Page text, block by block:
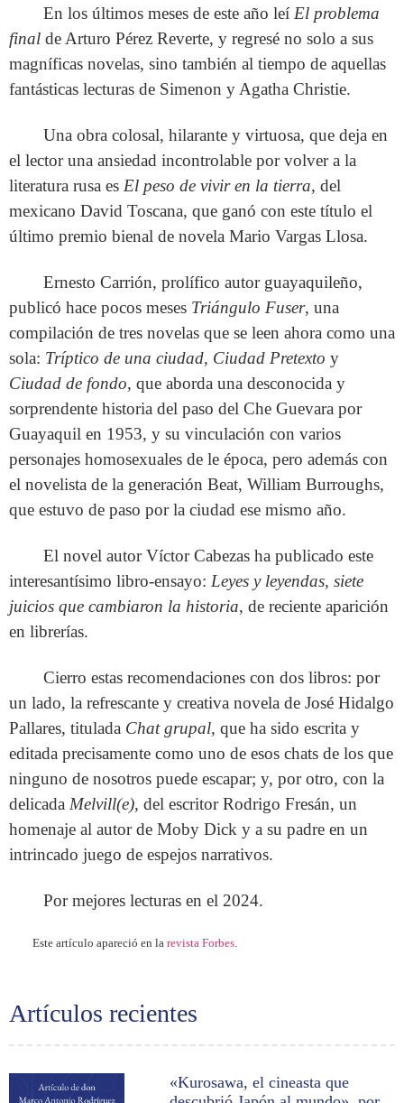
Artículos recientes
«Kurosawa, el cineasta que
En los últimos meses de este año leí El problema
final de Arturo Pérez Reverte, y regresé no solo a sus
magníficas novelas, sino también al tiempo de aquellas
fantásticas lecturas de Simenon y Agatha Christie.
Una obra colosal, hilarante y virtuosa, que deja en
el lector una ansiedad incontrolable por volver a la
literatura rusa es El peso de vivir en la tierra, del
mexicano David Toscana, que ganó con este título el
último premio bienal de novela Mario Vargas Llosa.
Ernesto Carrión, prolífico autor guayaquileño,
publicó hace pocos meses Triángulo Fuser, una
compilación de tres novelas que se leen ahora como una
sola: Tríptico de una ciudad, Ciudad Pretexto y
Ciudad de fondo, que aborda una desconocida y
sorprendente historia del paso del Che Guevara por
Guayaquil en 1953, y su vinculación con varios
personajes homosexuales de le época, pero además con
el novelista de la generación Beat, William Burroughs,
que estuvo de paso por la ciudad ese mismo año.
El novel autor Víctor Cabezas ha publicado este
interesantísimo libro-ensayo: Leyes y leyendas, siete
juicios que cambiaron la historia, de reciente aparición
en librerías.
Cierro estas recomendaciones con dos libros: por
un lado, la refrescante y creativa novela de José Hidalgo
Pallares, titulada Chat grupal, que ha sido escrita y
editada precisamente como uno de esos chats de los que
ninguno de nosotros puede escapar; y, por otro, con la
delicada Melvill(e), del escritor Rodrigo Fresán, un
homenaje al autor de Moby Dick y a su padre en un
intrincado juego de espejos narrativos.
Por mejores lecturas en el 2024.
Este artículo apareció en la revista Forbes